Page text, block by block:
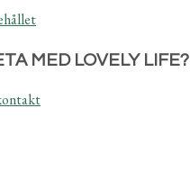
MED LOVELY LIFE?